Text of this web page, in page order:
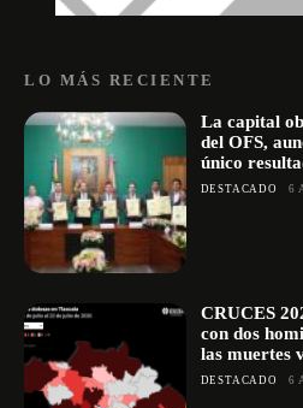
LO MÁS RECIENTE
La capital
del OFS,
único
DESTACADO 6
CRUCES
con dos
las muertes
DESTACADO 6